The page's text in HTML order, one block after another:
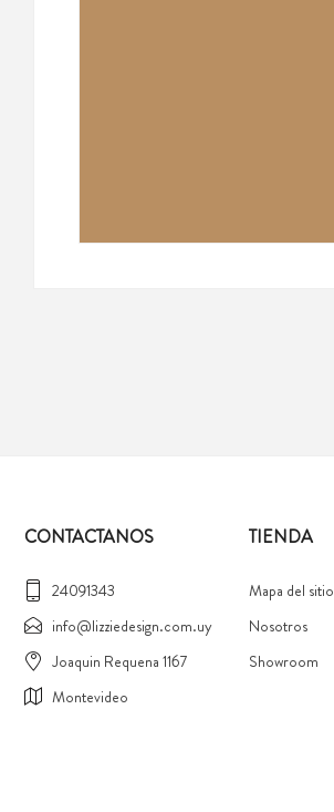
CONTACTANOS
24091343
info@lizziedesign.com.uy
Joaquin Requena 1167
Montevideo
TIENDA
Mapa del sitio
Nosotros
Showroom